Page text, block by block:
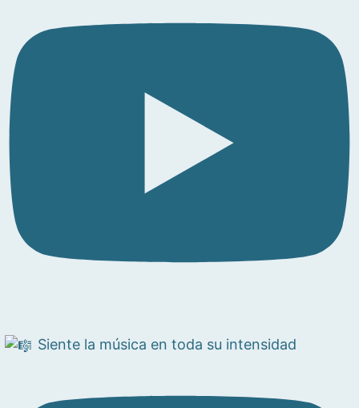
Siente la música en toda su intensidad